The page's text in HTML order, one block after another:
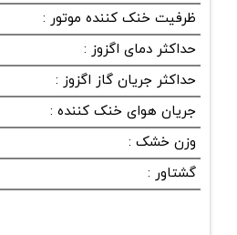
ظرفیت خنک کننده موتور :
حداکثر دمای اگزوز :
حداکثر جریان گاز اگزوز :
جریان هوای خنک کننده :
وزن خشک :
گشتاور :